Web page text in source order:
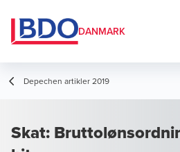
DANMARK
Depechen artikler 2019
Skat: